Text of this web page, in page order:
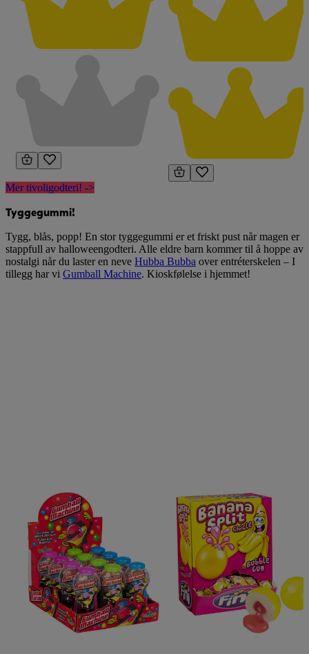
Mer tivoligodteri! ->
Tyggegummi!
Tygg, blås, popp! En stor tyggegummi er et friskt pust når magen er
stappfull av halloweengodteri. Alle eldre barn kommer til å hoppe av
nostalgi når du laster en neve Hubba Bubba over entréterskelen – I
tillegg har vi Gumball Machine. Kioskfølelse i hjemmet!